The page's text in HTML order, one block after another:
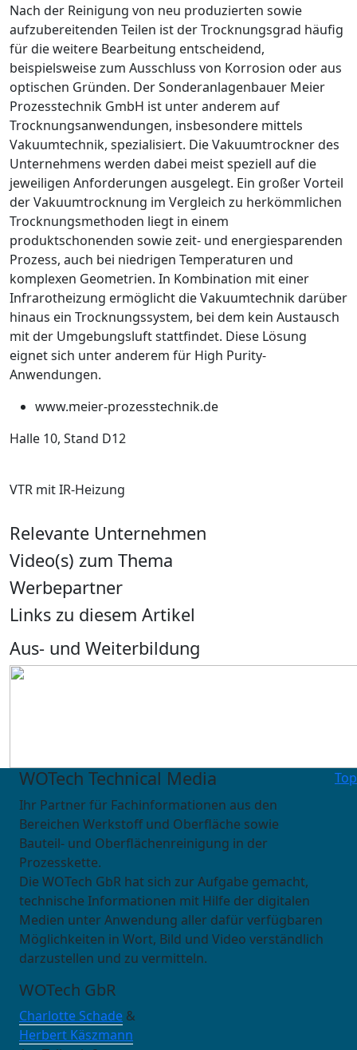
Nach der Reinigung von neu produzierten sowie
aufzubereitenden Teilen ist der Trocknungsgrad häufig
für die weitere Bearbeitung entscheidend,
beispielsweise zum Ausschluss von Korrosion oder aus
optischen Gründen. Der Sonderanlagenbauer ­Meier
Prozesstechnik GmbH ist unter anderem auf
Trocknungsanwendungen, ­insbesondere mittels
Vakuumtechnik, spezialisiert. Die Vaku­umtrockner des
Unternehmens werden dabei meist speziell auf die
jeweiligen Anforderungen ausgelegt. Ein großer Vorteil
der Vakuumtrocknung im Vergleich zu herkömmlichen
Trocknungsmethoden liegt in einem
produktschonenden sowie zeit- und energiesparenden
Prozess, auch bei niedrigen Temperaturen und
komplexen ­Geometrien. In Kombination mit einer
Infrarotheizung ermöglicht die Vakuumtechnik darüber
hinaus ein Trocknungssystem, bei dem kein Austausch
mit der Umgebungsluft stattfindet. Diese Lösung
eignet sich unter anderem für High Purity-
Anwendungen.
www.meier-prozesstechnik.de
Halle 10, Stand D12
VTR mit IR-Heizung
Relevante Unternehmen
Video(s) zum Thema
Werbepartner
Links zu diesem Artikel
Aus- und Weiterbildung
Top
WOTech Technical Media
Ihr Partner für Fachinformationen aus den
Bereichen Werkstoff und Oberfläche sowie
Bauteil- und Oberflächenreinigung in der
Prozesskette.
Die WOTech GbR hat sich zur Aufgabe gemacht,
technische Informationen mit Hilfe der digitalen
Medien unter Anwendung aller dafür verfügbaren
Möglichkeiten in Wort, Bild und Video verständlich
darzustellen und zu vermitteln.
WOTech GbR
Charlotte Schade &
Herbert Käszmann